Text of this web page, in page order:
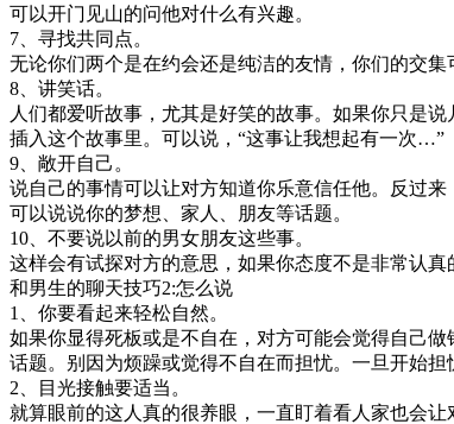
可以开门见山的问他对什么有兴趣。
7、寻找共同点。
无论你们两个是在约会还是纯洁的友情，你们的交
8、讲笑话。
人们都爱听故事，尤其是好笑的故事。如果你只是
插入这个故事里。可以说，“这事让我想起有一次…”
9、敞开自己。
说自己的事情可以让对方知道你乐意信任他。反过
可以说说你的梦想、家人、朋友等话题。
10、不要说以前的男女朋友这些事。
这样会有试探对方的意思，如果你态度不是非常认
和男生的聊天技巧2:怎么说
1、你要看起来轻松自然。
如果你显得死板或是不自在，对方可能会觉得自己
话题。别因为烦躁或觉得不自在而担忧。一旦开始担
2、目光接触要适当。
就算眼前的这人真的很养眼，一直盯着看人家也会